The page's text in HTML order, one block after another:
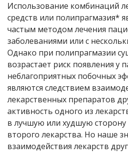
Использование комбинаций
средств или полипрагмазия*
частым методом лечения
заболеваниями или с
Однако при полипрагмазии
возрастает риск появления у
неблагоприятных побочных
являются следствием
лекарственных препаратов
активность одного из
в лучшую или худшую сторону
второго лекарства. Но наше
взаимодействия лекарств